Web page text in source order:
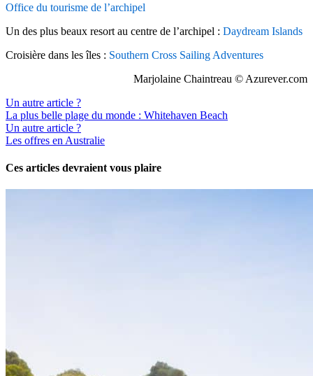
Office du tourisme de l’archipel
Un des plus beaux resort au centre de l’archipel : Daydream Islands
Croisière dans les îles : Southern Cross Sailing Adventures
Marjolaine Chaintreau © Azurever.com
Un autre article ?
La plus belle plage du monde : Whitehaven Beach
Un autre article ?
Les offres en Australie
Ces articles devraient vous plaire